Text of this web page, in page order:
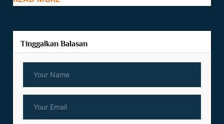
Tinggalkan Balasan